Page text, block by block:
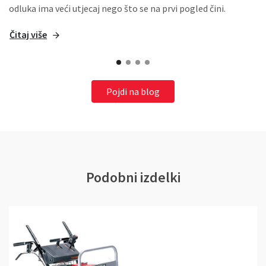
odluka ima veći utjecaj nego što se na prvi pogled čini.
Čitaj više
Pojdi na blog
Podobni izdelki